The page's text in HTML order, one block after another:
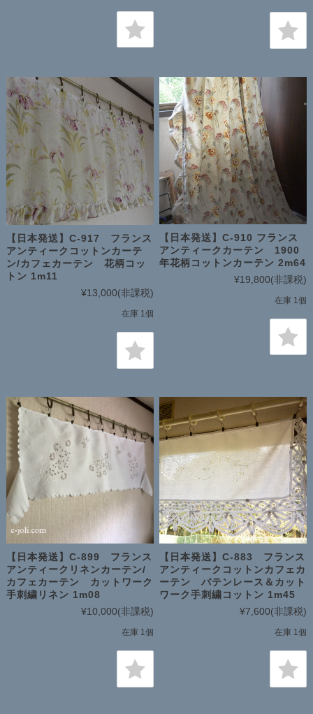
【日本発送】C-917 フランス
アンティークコットンカーテ
ン/カフェカーテン 花柄コッ
トン 1m11
¥13,000(非課税)
在庫 1個
【日本発送】C-910 フランス
アンティークカーテン 1900
年花柄コットンカーテン 2m64
¥19,800(非課税)
在庫 1個
【日本発送】C-899 フランス
アンティークリネンカーテン/
カフェカーテン カットワーク
手刺繍リネン 1m08
¥10,000(非課税)
在庫 1個
【日本発送】C-883 フランス
アンティークコットンカフェカ
ーテン バテンレース＆カット
ワーク手刺繍コットン 1m45
¥7,600(非課税)
在庫 1個